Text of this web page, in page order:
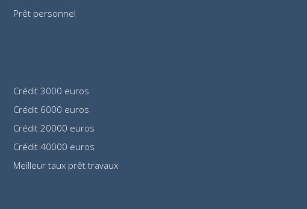
Prêt personnel
Crédit 3000 euros
Crédit 6000 euros
Crédit 20000 euros
Crédit 40000 euros
Meilleur taux prêt travaux